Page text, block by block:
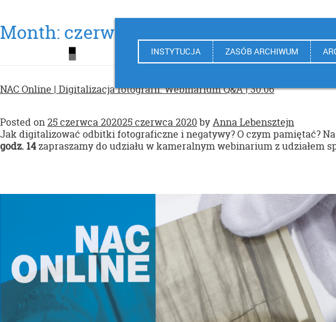
INSTYTUCJA ZASÓB ARCHIWUM
Month: czerwiec 2020
NAC Online | Digitalizacja fotografii. Webinarium Q&A | 30.06
Posted on25 czerwca 202025 czerwca 2020byAnna Lebensztejn
Jak digitalizować odbitki fotograficzne i negatywy? O czym pamiętać?
godz. 14zapraszamy do udziału w kameralnym webinarium z udziałem